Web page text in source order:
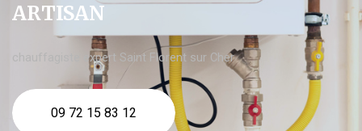
ARTISAN
chauffagiste expert Saint Florent sur Cher
09 72 15 83 12